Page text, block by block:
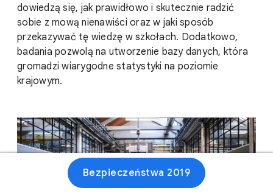
dowiedzą się, jak prawidłowo i skutecznie radzić
sobie z mową nienawiści oraz w jaki sposób
przekazywać tę wiedzę w szkołach. Dodatkowo,
badania pozwolą na utworzenie bazy danych, która
gromadzi wiarygodne statystyki na poziomie
krajowym.
Bezpieczeństwa 2019